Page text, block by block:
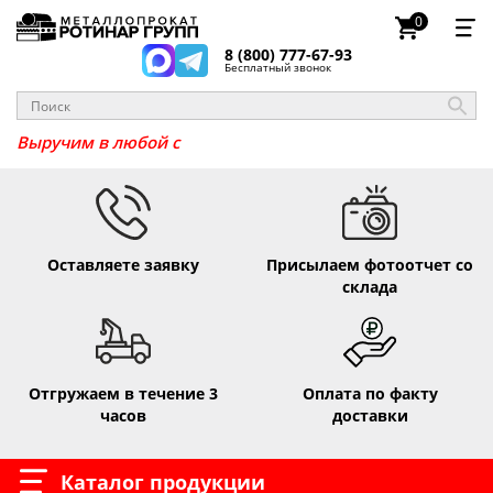
8 (800) 777-67-93
Бесплатный звонок
0
Выручим _
Оставляете заявку
Присылаем фотоотчет со
склада
Отгружаем в течение 3
часов
Оплата по факту
доставки
Каталог продукции